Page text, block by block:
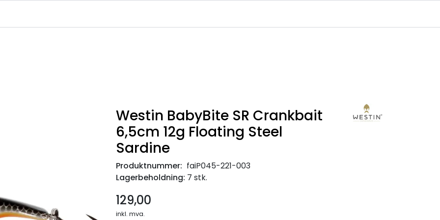
Westin BabyBite SR Crankbait
6,5cm 12g Floating Steel
Sardine
Produktnummer: faiP045-221-003
Lagerbeholdning: 7 stk.
129,00
inkl. mva.